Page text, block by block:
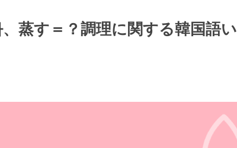
蒸す＝？調理に関する韓国語い